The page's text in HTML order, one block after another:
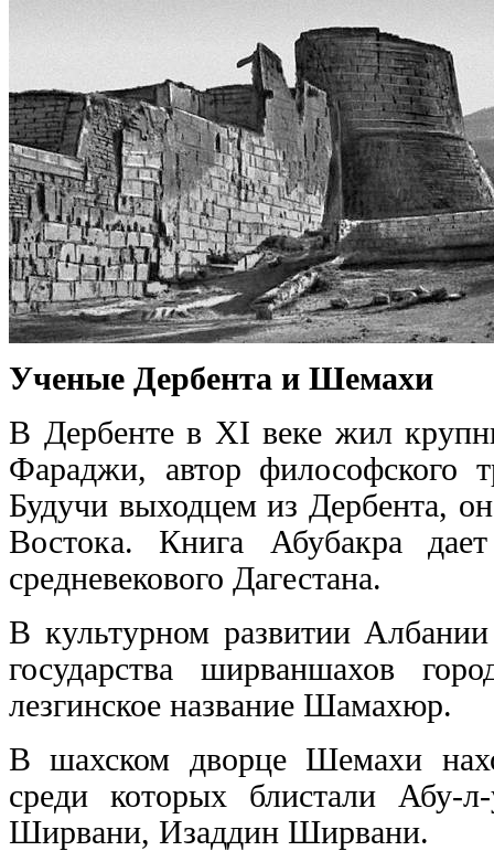
Ученые Дербента и Шемахи
В Дербенте в XI веке жил
Фараджи, автор философского
Будучи выходцем из Дербента,
Востока. Книга Абубакра
средневекового Дагестана.
В культурном развитии
государства ширваншахов
лезгинское название Шамахюр.
В шахском дворце Шемахи
среди которых блистали
Ширвани, Изаддин Ширвани.